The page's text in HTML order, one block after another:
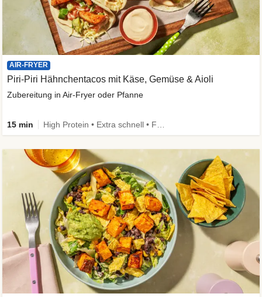
AIR-FRYER
Piri-Piri Hähnchentacos mit Käse, Gemüse & Aioli
Zubereitung in Air-Fryer oder Pfanne
15 min